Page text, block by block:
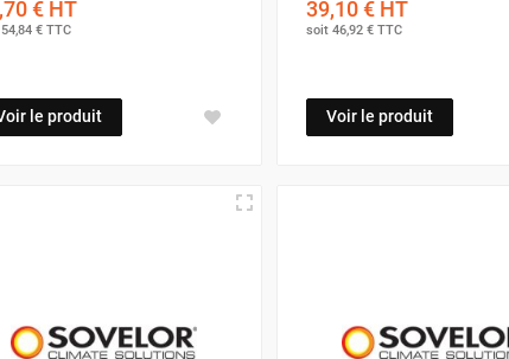
€ HT
54,84 € TTC
le produit
39,10 €HT
soit 46,92 €TTC
Voir le produit